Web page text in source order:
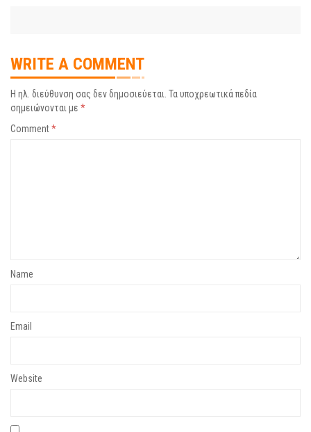
WRITE A COMMENT
Η ηλ. διεύθυνση σας δεν δημοσιεύεται. Τα υποχρεωτικά πεδία
σημειώνονται με *
Comment*
Name
Email
Website